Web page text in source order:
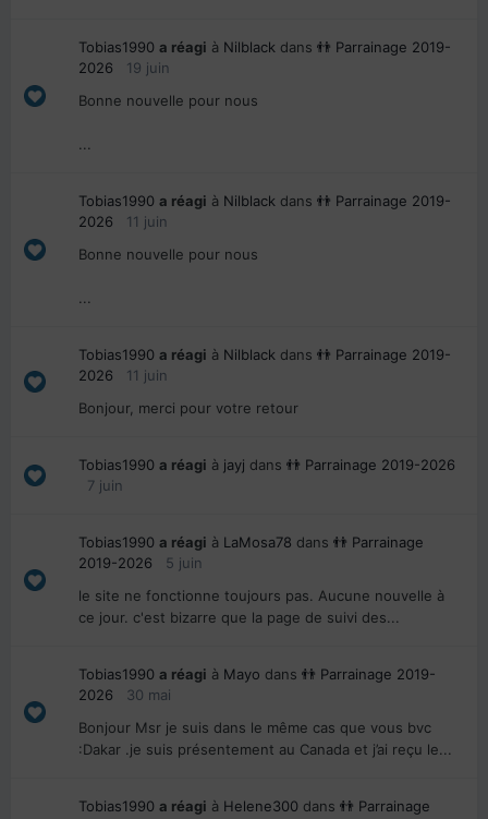
Tobias1990 a réagi à Nilblack dans 👬 Parrainage 2019-
2026
19 juin
Bonne nouvelle pour nous
...
Tobias1990 a réagi à Nilblack dans 👬 Parrainage 2019-
2026
11 juin
Bonne nouvelle pour nous
...
Tobias1990 a réagi à Nilblack dans 👬 Parrainage 2019-
2026
11 juin
Bonjour, merci pour votre retour
Tobias1990 a réagi à jayj dans 👬 Parrainage 2019-2026
7 juin
Tobias1990 a réagi à LaMosa78 dans 👬 Parrainage
2019-2026
5 juin
le site ne fonctionne toujours pas. Aucune nouvelle à
ce jour. c'est bizarre que la page de suivi des...
Tobias1990 a réagi à Mayo dans 👬 Parrainage 2019-
2026
30 mai
Bonjour Msr je suis dans le même cas que vous bvc
:Dakar .je suis présentement au Canada et j’ai reçu le...
Tobias1990 a réagi à Helene300 dans 👬 Parrainage